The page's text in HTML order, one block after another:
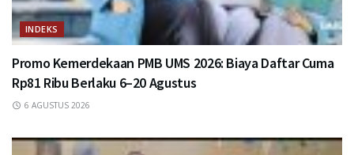
INDEKS
Promo Kemerdekaan PMB UMS 2026: Biaya Daftar Cuma
Rp81 Ribu Berlaku 6–20 Agustus
6 AGUSTUS 2026